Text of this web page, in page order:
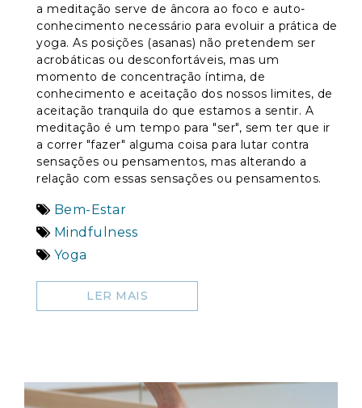
a meditação serve de âncora ao foco e auto-
conhecimento necessário para evoluir a prática de
yoga. As posições (asanas) não pretendem ser
acrobáticas ou desconfortáveis, mas um
momento de concentração íntima, de
conhecimento e aceitação dos nossos limites, de
aceitação tranquila do que estamos a sentir. A
meditação é um tempo para "ser", sem ter que ir
a correr "fazer" alguma coisa para lutar contra
sensações ou pensamentos, mas alterando a
relação com essas sensações ou pensamentos.
Bem-Estar
Mindfulness
Yoga
LER MAIS